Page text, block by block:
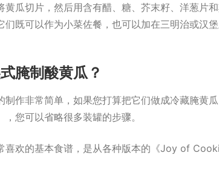
黄瓜切片，然后用含有醋、糖、芥末籽、洋葱片
们既可以作为小菜佐餐，也可以加在三明治或汉堡
腌制酸黄瓜？
制作非常简单，如果您打算把它们做成冷藏腌黄
，您可以省略很多装罐的步骤。
喜欢的基本食谱，是从各种版本的《Joy of